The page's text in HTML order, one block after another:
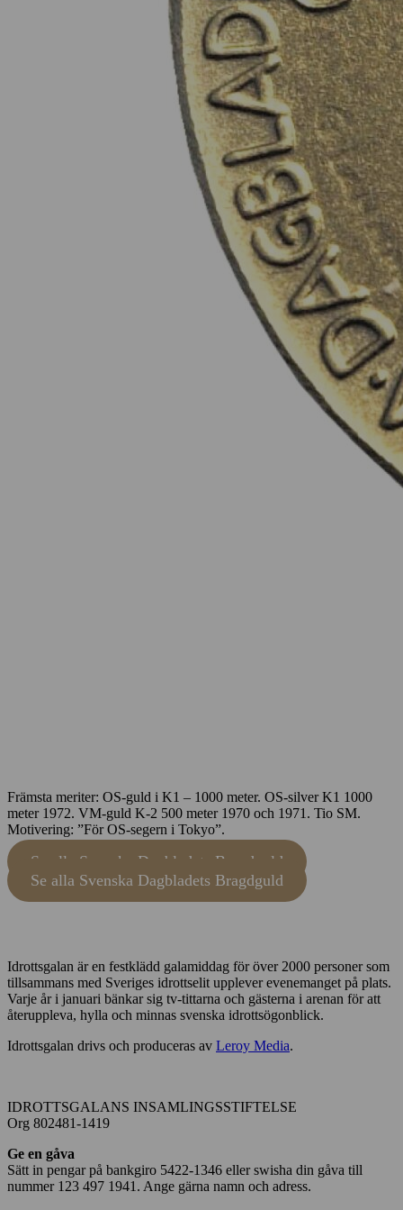
Främsta meriter: OS-guld i K1 – 1000 meter. OS-silver K1 1000
meter 1972. VM-guld K-2 500 meter 1970 och 1971. Tio SM.
Motivering: ”För OS-segern i Tokyo”.
Se alla Svenska Dagbladets Bragdguld
Se alla Svenska Dagbladets Bragdguld
Idrottsgalan är en festklädd galamiddag för över 2000 personer som
tillsammans med Sveriges idrottselit upplever evenemanget på plats.
Varje år i januari bänkar sig tv-tittarna och gästerna i arenan för att
återuppleva, hylla och minnas svenska idrottsögonblick.
Idrottsgalan drivs och produceras av Leroy Media.
IDROTTSGALANS INSAMLINGSSTIFTELSE
Org 802481-1419
Ge en gåva
Sätt in pengar på bankgiro 5422-1346 eller swisha din gåva till
nummer 123 497 1941. Ange gärna namn och adress.